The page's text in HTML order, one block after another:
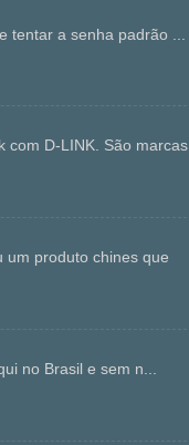
tentar a senha padrão ...
com D-LINK. São marcas
um produto chines que
no Brasil e sem n...